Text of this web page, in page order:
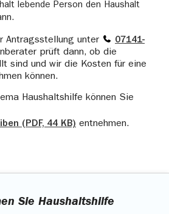
lebende Person den Haushalt
Antragsstellung unter
07141-
prüft dann, ob die
sind und wir die Kosten für eine
können.
Haushaltshilfe können Sie
(PDF, 44 KB) entnehmen.
Sie Haushaltshilfe